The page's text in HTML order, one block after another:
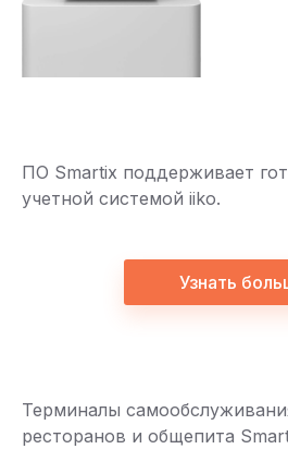
ПО Smartix поддерживает
учетной системой iiko.
Узнать
Терминалы
ресторанов и общепита